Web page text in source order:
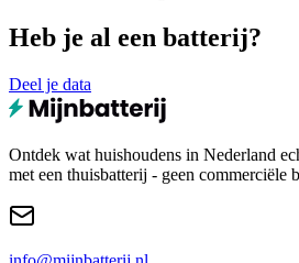
Heb je al een batterij?
Deel je data
Ontdek wat huishoudens in Nederland
met een thuisbatterij - geen commerciële